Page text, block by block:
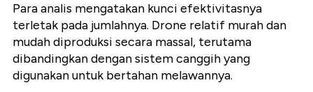
Para analis mengatakan kunci efektivitasnya
terletak pada jumlahnya. Drone relatif murah dan
mudah diproduksi secara massal, terutama
dibandingkan dengan sistem canggih yang
digunakan untuk bertahan melawannya.